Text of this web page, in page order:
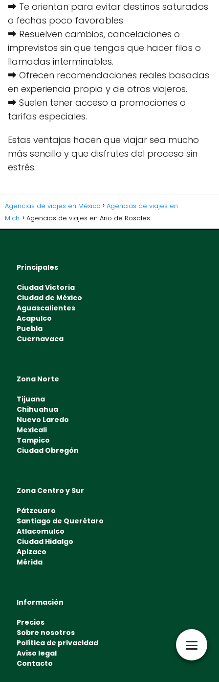
⮕ Te orientan para evitar destinos saturados
o fechas poco favorables.
⮕ Resuelven cambios, cancelaciones o
imprevistos sin que tengas que hacer filas o
llamadas interminables.
⮕ Ofrecen recomendaciones reales basadas
en experiencia propia y de otros viajeros.
⮕ Suelen tener acceso a promociones o
tarifas especiales.
Estas ventajas hacen que viajar sea mucho
más sencillo y que disfrutes del proceso sin
estrés.
Agencias de viajes en México
Agencias de viajes en
Mich.
Agencias de viajes en Ario de Rosales
Principales
Ciudad Victoria
Ciudad de México
Aguascalientes
Acapulco
Puebla
Cuernavaca
Zona Norte
Tijuana
Chihuahua
Nuevo Laredo
Mexicali
Tampico
Ciudad Obregón
Zona Centro y Sur
Pátzcuaro
Santiago de Querétaro
Atlacomulco
Ciudad Hidalgo
Apizaco
Mérida
Información
Precios
Sobre nosotros
Política de privacidad
Aviso legal
Contacto